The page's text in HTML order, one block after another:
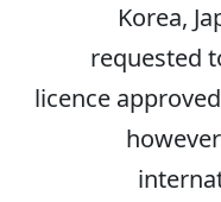
Korea,
requested
licence